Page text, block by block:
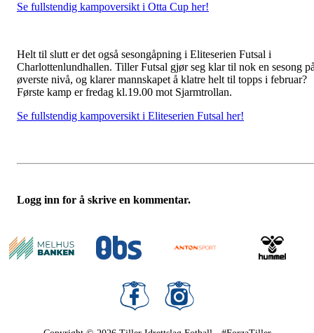
Se fullstendig kampoversikt i Otta Cup her!
Helt til slutt er det også sesongåpning i Eliteserien Futsal i
Charlottenlundhallen. Tiller Futsal gjør seg klar til nok en sesong
øverste nivå, og klarer mannskapet å klatre helt til topps i februar?
Første kamp er fredag kl.19.00 mot Sjarmtrollan.
Se fullstendig kampoversikt i Eliteserien Futsal her!
Logg inn for å skrive en kommentar.